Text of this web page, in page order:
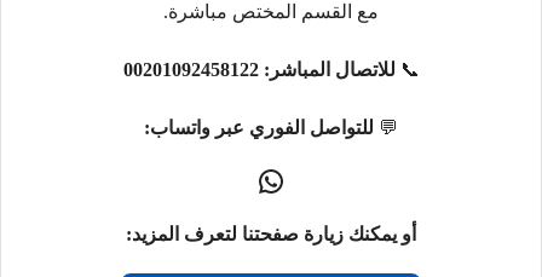
مع القسم المختص مباشرة.
📞 للاتصال المباشر: 00201092458122
💬 للتواصل الفوري عبر واتساب:
أو يمكنك زيارة صفحتنا لتعرف المزيد: